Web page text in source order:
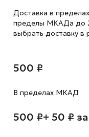
Доставка в
пределы МКАДа до
выбрать доставку в
500 ₽
В пределах МКАД
500 ₽+ 50 ₽